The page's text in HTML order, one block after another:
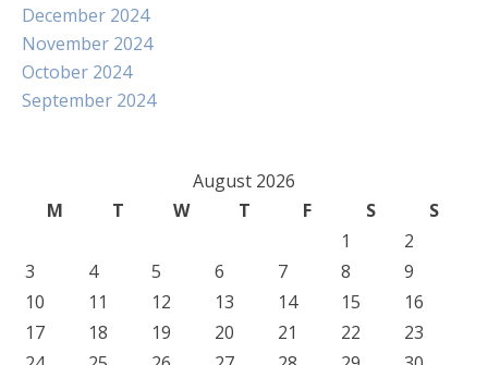
December 2024
November 2024
October 2024
September 2024
August 2026
M
T W T F S
S
1
2
3
4 5 6 7 8
9
10
11 12 13 14 15
16
17
18 19 20 21 22
23